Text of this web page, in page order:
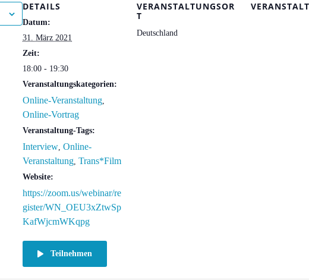
DETAILS
Datum:
31. März 2021
Zeit:
18:00 - 19:30
Veranstaltungskategorien:
Online-Veranstaltung,
Online-Vortrag
Veranstaltung-Tags:
Interview, Online-
Veranstaltung, Trans*Film
Website:
https://zoom.us/webinar/re
gister/WN_OEU3xZtwSp
KafWjcmWKqpg
Teilnehmen
VERANSTALTUNGSOR
T
Deutschland